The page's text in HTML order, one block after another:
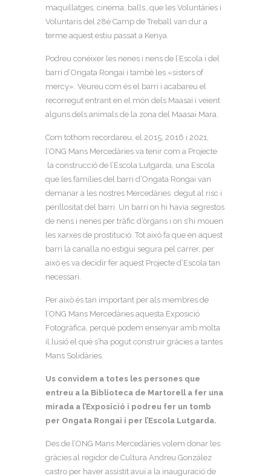
maquillatges, cinema, balls…que les Voluntàries i
Voluntaris del 28è Camp de Treball van dur a
terme aquest estiu passat a Kenya.
Podreu conèixer les nenes i nens de l’Escola i del
barri d’Ongata Rongai i també les «sisters of
mercy». Veureu com és el barri i acabareu el
recorregut entrant en el món dels Maasai i veient
alguns dels animals de la zona del Maasai Mara.
Com tothom recordareu, el 2015, 2016 i 2021,
l’ONG Mans Mercedàries va tenir com a Projecte
la construcció de l’Escola Lutgarda, una Escola
que les famílies del barri d’Ongata Rongai van
demanar a les nostres Mercedàries degut al risc i
perillositat del barri. Un barri on hi havia segrestos
de nens i nenes per tràfic d’òrgans i on s’hi mouen
les xarxes de prostitució. Tot això fa que en aquest
barri la canalla no estigui segura pel carrer, per
això es va decidir fer aquest Projecte d’Escola tan
necessari.
Per això és tan important per als membres de
l’ONG Mans Mercedàries aquesta Exposició
Fotogràfica, perquè podem ensenyar amb molta
il.lusió el què s’ha pogut construir gràcies a tantes
Mans Solidàries.
Us convidem a totes les persones que
entreu a la Biblioteca de Martorell a fer una
mirada a l’Exposició i podreu fer un tomb
per Ongata Rongai i per l’Escola Lutgarda.
Des de l’ONG Mans Mercedàries volem donar les
gràcies al regidor de Cultura Andreu González
castro per haver assistit avui a la inauguració de